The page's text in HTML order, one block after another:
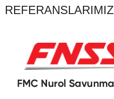
REFERANSLARIMIZ